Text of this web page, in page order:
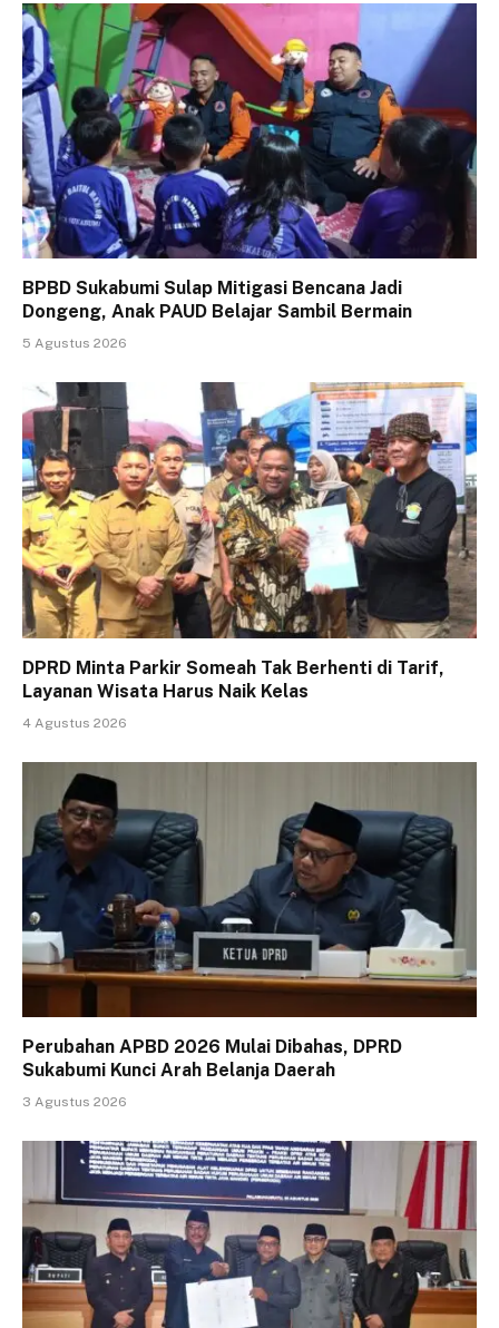
BPBD Sukabumi Sulap Mitigasi Bencana Jadi
Dongeng, Anak PAUD Belajar Sambil Bermain
5 Agustus 2026
DPRD Minta Parkir Someah Tak Berhenti di Tarif,
Layanan Wisata Harus Naik Kelas
4 Agustus 2026
Perubahan APBD 2026 Mulai Dibahas, DPRD
Sukabumi Kunci Arah Belanja Daerah
3 Agustus 2026